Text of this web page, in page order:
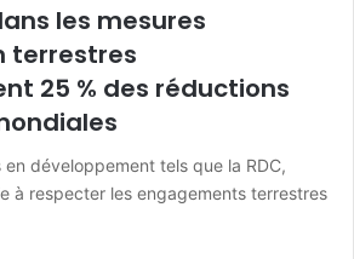
les mesures
terrestres
25 % des réductions
développement tels que la RDC,
à respecter les engagements terrestres